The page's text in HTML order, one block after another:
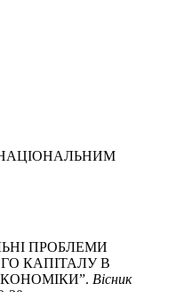
ПРОБЛЕМИ
КАПІТАЛУ В
Вісник